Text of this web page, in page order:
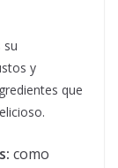
su
y
que
como